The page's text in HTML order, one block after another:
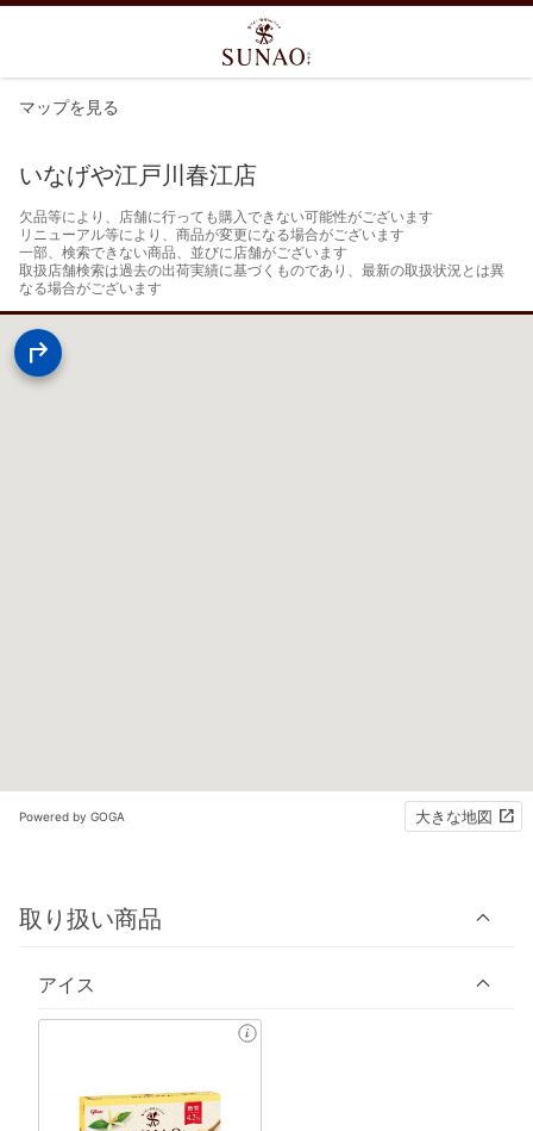
マップを見る
いなげや江戸川春江店
欠品等により、店舗に行っても購入できない可能性がございます
リニューアル等により、商品が変更になる場合がございます
一部、検索できない商品、並びに店舗がございます
取扱店舗検索は過去の出荷実績に基づくものであり、最新の取扱状況とは異
なる場合がございます
Powered by GOGA 大きな地図
取り扱い商品
アイス